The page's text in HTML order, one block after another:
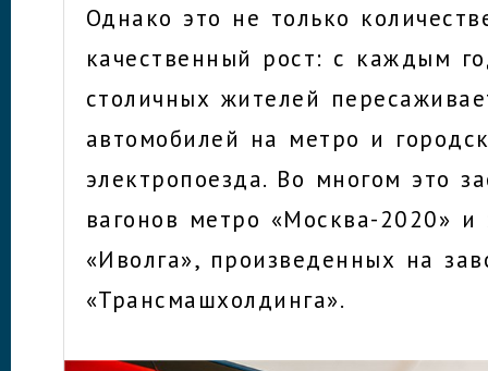
Однако это не только
качественный рост: с каждым
столичных жителей
автомобилей на метро и
электропоезда. Во многом это
вагонов метро «Москва-2020» и
«Иволга», произведенных на
«Трансмашхолдинга».